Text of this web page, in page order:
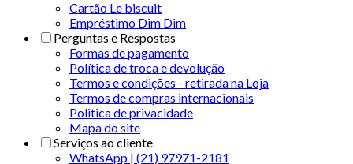
Cartão Le biscuit
Empréstimo Dim Dim
Perguntas e Respostas
Formas de pagamento
Política de troca e devolução
Termos e condições - retirada na Loja
Termos de compras internacionais
Politica de privacidade
Mapa do site
Serviços ao cliente
WhatsApp | (21) 97971-2181